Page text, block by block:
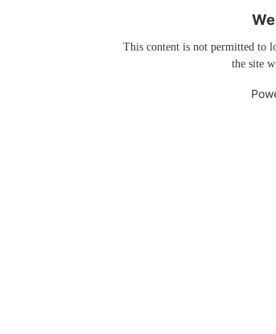
This content is not permitted to
the site